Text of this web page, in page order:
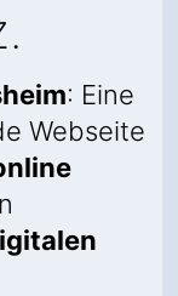
: Eine
Webseite